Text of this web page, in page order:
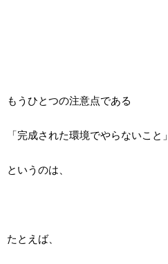
もうひとつの注意点である
「完成された環境でやらないこと」
というのは、
たとえば、